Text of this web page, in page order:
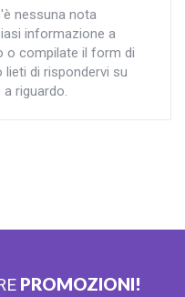
nessuna nota
informazione a
o compilate il form di
di rispondervi su
riguardo.
PROMOZIONI!